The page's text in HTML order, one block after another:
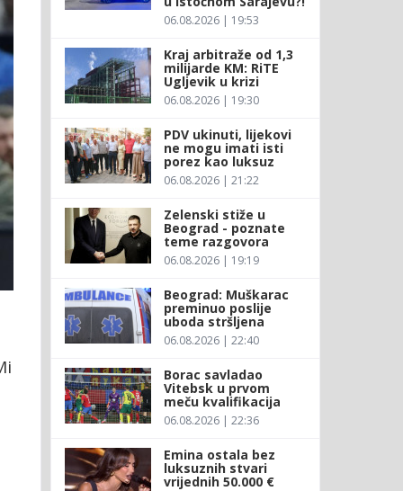
06.08.2026 | 19:53
Kraj arbitraže od 1,3
milijarde KM: RiTE
Ugljevik u krizi
06.08.2026 | 19:30
PDV ukinuti, lijekovi
ne mogu imati isti
porez kao luksuz
06.08.2026 | 21:22
Zelenski stiže u
Beograd - poznate
teme razgovora
06.08.2026 | 19:19
Beograd: Muškarac
preminuo poslije
uboda stršljena
06.08.2026 | 22:40
Borac savladao
Vitebsk u prvom
meču kvalifikacija
06.08.2026 | 22:36
Emina ostala bez
luksuznih stvari
vrijednih 50.000 €